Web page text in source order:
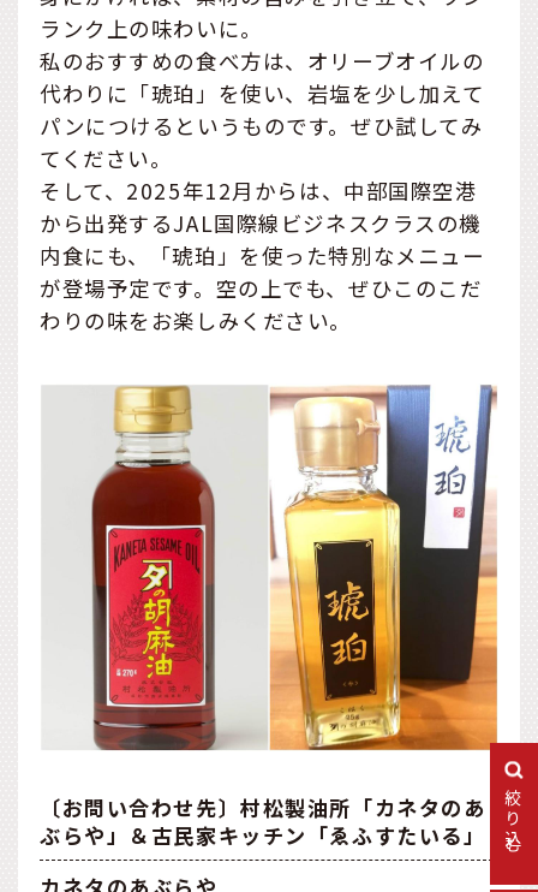
絞り込む
ランク上の味わいに。
私のおすすめの食べ方は、オリーブオイルの
代わりに「琥珀」を使い、岩塩を少し加えて
パンにつけるというものです。ぜひ試してみ
てください。
そして、2025年12月からは、中部国際空港
から出発するJAL国際線ビジネスクラスの機
内食にも、「琥珀」を使った特別なメニュー
が登場予定です。空の上でも、ぜひこのこだ
わりの味をお楽しみください。
〔お問い合わせ先〕村松製油所「カネタのあ
ぶらや」＆古民家キッチン「ゑふすたいる」